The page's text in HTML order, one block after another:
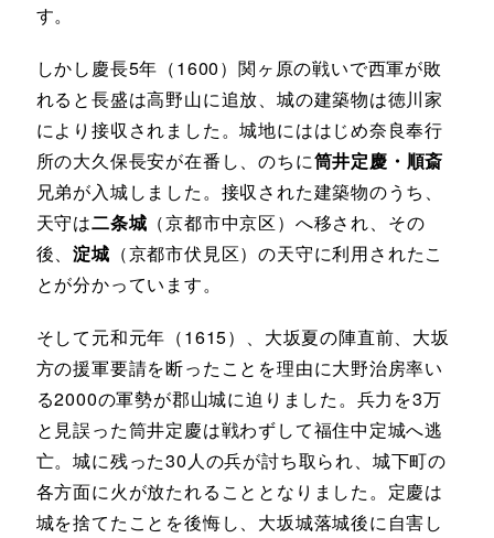
す。
しかし慶長5年（1600）関ヶ原の戦いで西軍が敗
れると長盛は高野山に追放、城の建築物は徳川家
により接収されました。城地にははじめ奈良奉行
所の大久保長安が在番し、のちに筒井定慶・順斎
兄弟が入城しました。接収された建築物のうち、
天守は二条城 （京都市中京区）へ移され、その
後、淀城 （京都市伏見区）の天守に利用されたこ
とが分かっています。
そして元和元年（1615）、大坂夏の陣直前、大坂
方の援軍要請を断ったことを理由に大野治房率い
る2000の軍勢が郡山城に迫りました。兵力を3万
と見誤った筒井定慶は戦わずして福住中定城へ逃
亡。城に残った30人の兵が討ち取られ、城下町の
各方面に火が放たれることとなりました。定慶は
城を捨てたことを後悔し、大坂城落城後に自害し